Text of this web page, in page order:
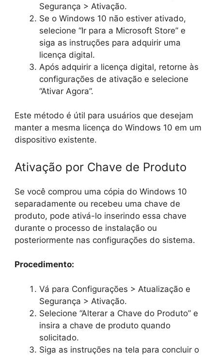
Segurança > Ativação.
Se o Windows 10 não estiver ativado,
selecione “Ir para a Microsoft Store” e
siga as instruções para adquirir uma
licença digital.
Após adquirir a licença digital, retorne às
configurações de ativação e selecione
“Ativar Agora”.
Este método é útil para usuários que desejam
manter a mesma licença do Windows 10 em um
dispositivo existente.
Ativação por Chave de Produto
Se você comprou uma cópia do Windows 10
separadamente ou recebeu uma chave de
produto, pode ativá-lo inserindo essa chave
durante o processo de instalação ou
posteriormente nas configurações do sistema.
Procedimento:
Vá para Configurações > Atualização e
Segurança > Ativação.
Selecione “Alterar a Chave do Produto” e
insira a chave de produto quando
solicitado.
Siga as instruções na tela para concluir o